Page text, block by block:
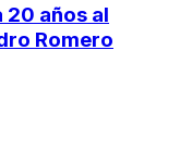
20 años al
Romero